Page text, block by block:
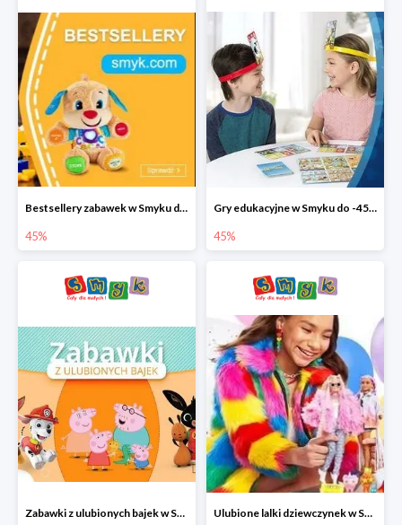
Bestsellery zabawek w Smyku do -45%
45%
Gry edukacyjne w Smyku do -45%
45%
Zabawki z ulubionych bajek w Smyku do -50% Ulubione lalki dziewczynek w Smyku do -45%